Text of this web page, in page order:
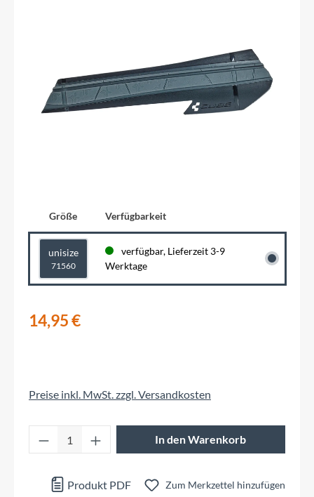
Größe Verfügbarkeit
unisize
71560
verfügbar, Lieferzeit 3-9
Werktage
14,95 €
Preise inkl. MwSt. zzgl. Versandkosten
Produkt Anzahl: Gib den gewünschten
In den Warenkorb
Produkt PDF Zum Merkzettel hinzufügen